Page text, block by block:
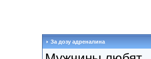
За дозу адреналина